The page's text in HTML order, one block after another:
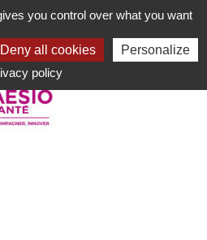
you control over what you want
Deny all cookies
Personalize
policy